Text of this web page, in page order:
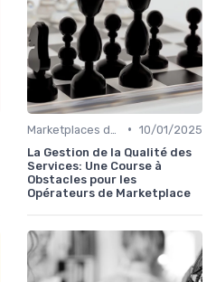
• 10/01/2025
La Gestion de la Qualité des
Services: Une Course à
Obstacles pour les
Opérateurs de Marketplace